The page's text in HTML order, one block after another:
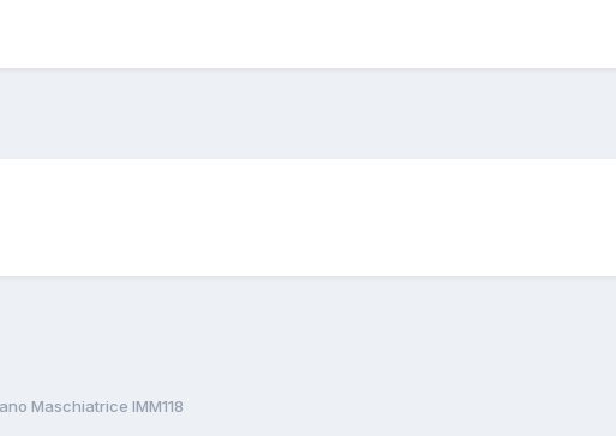
Maschiatrice IMM118